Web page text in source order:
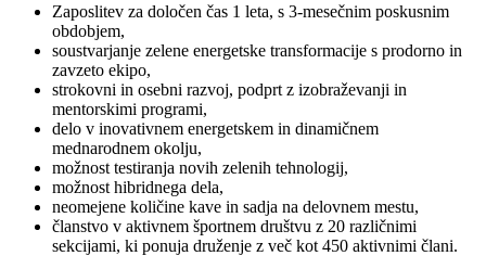
Zaposlitev za določen čas 1 leta, s 3-mesečnim poskusnim
obdobjem,
soustvarjanje zelene energetske transformacije s prodorno in
zavzeto ekipo,
strokovni in osebni razvoj, podprt z izobraževanji in
mentorskimi programi,
delo v inovativnem energetskem in dinamičnem
mednarodnem okolju,
možnost testiranja novih zelenih tehnologij,
možnost hibridnega dela,
neomejene količine kave in sadja na delovnem mestu,
članstvo v aktivnem športnem društvu z 20 različnimi
sekcijami, ki ponuja druženje z več kot 450 aktivnimi člani.